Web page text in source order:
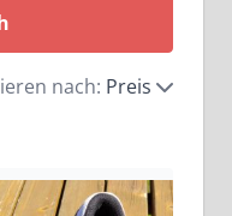
nach: Preis